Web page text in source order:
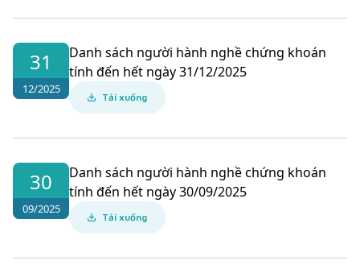
31
12/2025
Danh sách người hành nghề chứng khoán
tính đến hết ngày 31/12/2025
Tải xuống
30
09/2025
Danh sách người hành nghề chứng khoán
tính đến hết ngày 30/09/2025
Tải xuống